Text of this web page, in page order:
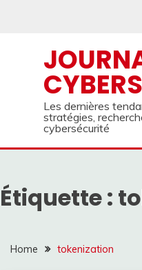
Les dernières
stratégies,
cybersécurité
Étiquette :
Home tokenization